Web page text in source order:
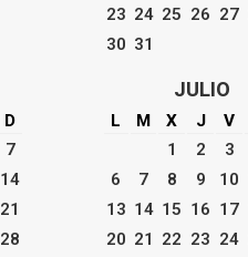
23 24 25 26 27
30 31
D
7
14
21
28
JULIO
L M X J V
1
2 3
6
7 8 9 10
13 14 15 16 17
20 21 22 23 24